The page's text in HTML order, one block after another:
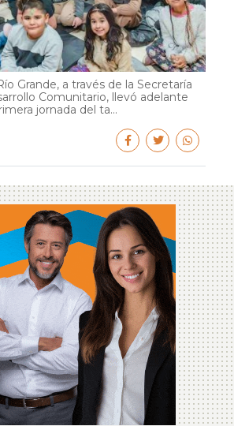
Grande, a través de la Secretaría
Comunitario, llevó adelante
jornada del ta...